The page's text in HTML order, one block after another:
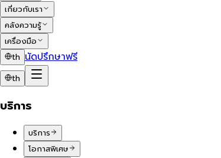
เกี่ยวกับเรา
คลังความรู้
เครื่องมือ
th นัดปรึกษาฟรี
th
บริการ
บริการ
โอกาสพิเศษ